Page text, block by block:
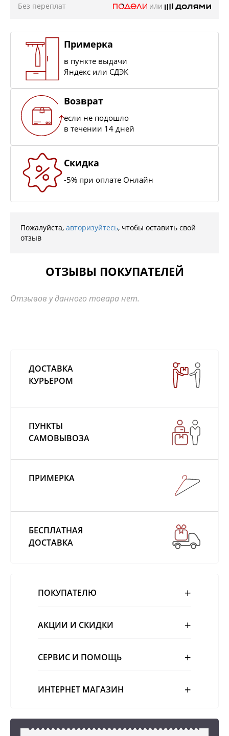
Без переплат
или
Примерка
в пункте выдачи
Яндекс или СДЭК
Возврат
если не подошло
в течении 14 дней
Скидка
-5% при оплате Онлайн
Пожалуйста, авторизуйтесь, чтобы оставить свой
отзыв
ОТЗЫВЫ ПОКУПАТЕЛЕЙ
Отзывов у данного товара нет.
ДОСТАВКА
КУРЬЕРОМ
ПУНКТЫ
САМОВЫВОЗА
ПРИМЕРКА
БЕСПЛАТНАЯ
ДОСТАВКА
ПОКУПАТЕЛЮ
АКЦИИ И СКИДКИ
СЕРВИС И ПОМОЩЬ
ИНТЕРНЕТ МАГАЗИН